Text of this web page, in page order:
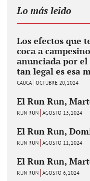
Lo más leido
Los efectos que
coca a
anunciada por
tan legal es esa
CAUCA OCTUBRE 20, 2024
El Run Run,
RUN RUN AGOSTO 13, 2024
El Run Run,
RUN RUN AGOSTO 11, 2024
El Run Run,
RUN RUN AGOSTO 6, 2024